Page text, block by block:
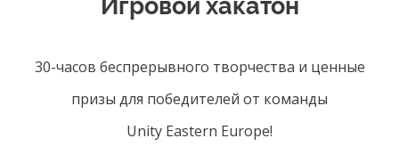
Игровой хакатон
30-часов беспрерывного творчества и ценные
призы для победителей от команды
Unity Eastern Europe!